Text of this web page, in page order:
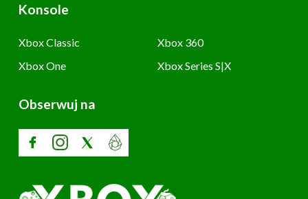
Konsole
Xbox Classic
Xbox 360
Xbox One
Xbox Series S|X
Obserwuj na